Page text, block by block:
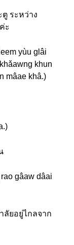
ระหว่าง
ะ
yùu glâi
khun
mâae khâ.)
gâaw dâai
ยอยู่ไกลจาก